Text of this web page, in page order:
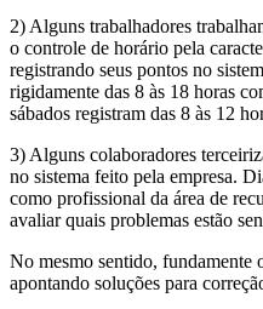
2) Alguns trabalhadores
o controle de horário pela
registrando seus pontos no
rigidamente das 8 às 18 horas
sábados registram das 8 às 12
3) Alguns colaboradores
no sistema feito pela empresa.
como profissional da área de
avaliar quais problemas estão
No mesmo sentido, fundamente
apontando soluções para